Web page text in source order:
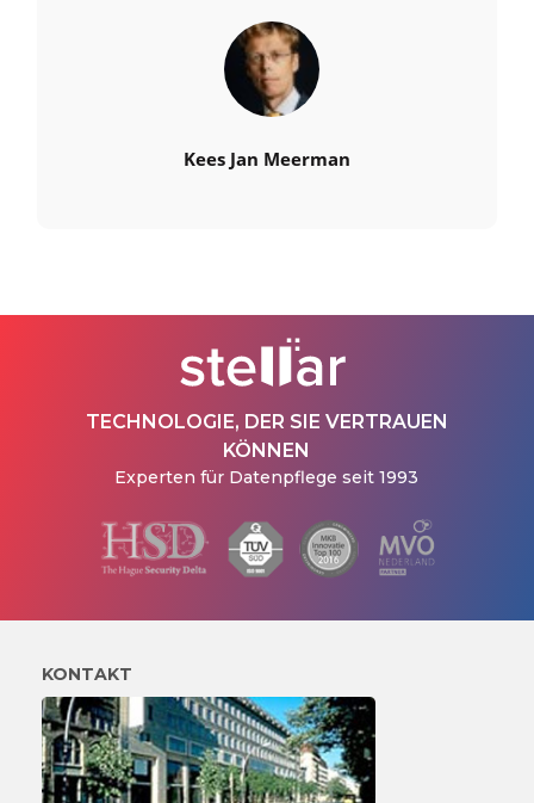
Kees Jan Meerman
TECHNOLOGIE, DER SIE VERTRAUEN
KÖNNEN
Experten für Datenpflege seit 1993
KONTAKT